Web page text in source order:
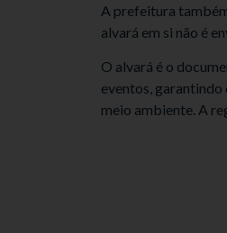
A prefeitura
alvará em si não é
O alvará é o
eventos, garantindo
meio ambiente. A